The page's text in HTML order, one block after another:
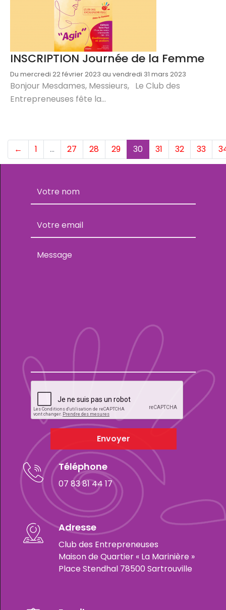
INSCRIPTION Journée de la Femme
Du mercredi 22 février 2023 au vendredi 31 mars 2023
Bonjour Mesdames, Messieurs, Le Club des
Entrepreneuses fête la...
← 1 … 27 28 29 30(current)
31 32 33
Envoyer
Téléphone
07 83 81 44 17
Adresse
Club des Entrepreneuses
Maison de Quartier « La Marinière »
Place Stendhal 78500 Sartrouville